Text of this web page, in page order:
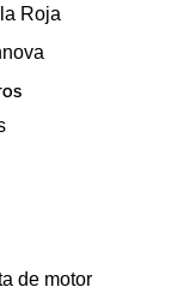
Roja
de motor